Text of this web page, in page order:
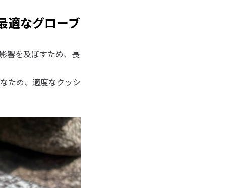
適なグローブ
響を及ぼすため、長
ため、適度なクッシ